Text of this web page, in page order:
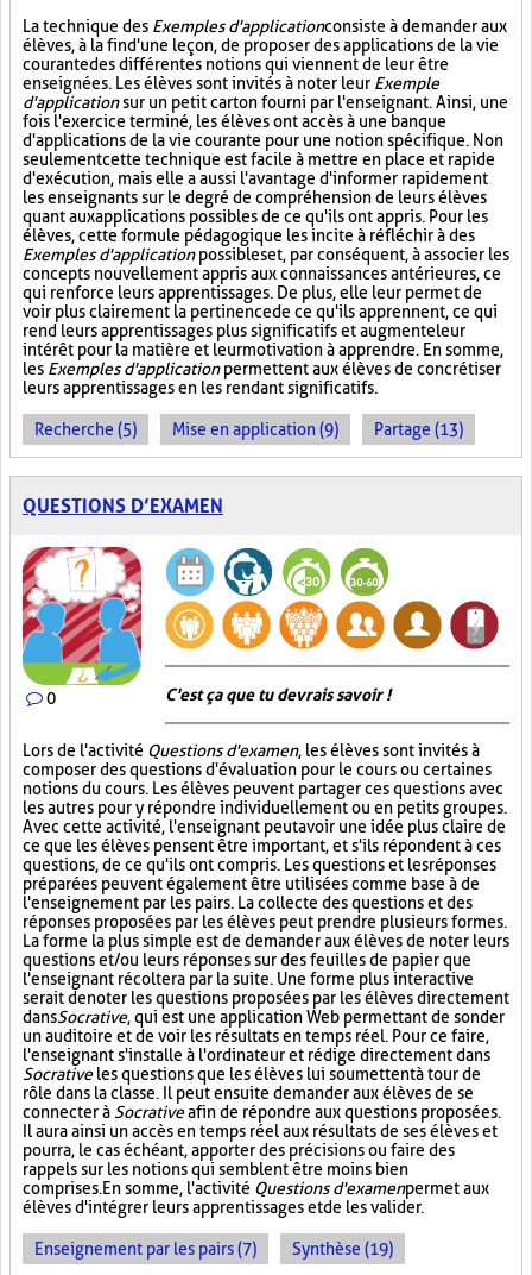
La technique des Exemples d'applicationconsiste à demander aux
élèves, à la fin d'une leçon, de proposer des applications de la vie
courante des différentes notions qui viennent de leur être
enseignées. Les élèves sont invités à noter leur Exemple
d'applicationsur un petit carton fourni par l'enseignant. Ainsi, une
fois l'exercice terminé, les élèves ont accès à une banque
d'applications de la vie courante pour une notion spécifique. Non
seulement cette technique est facile à mettre en place et rapide
d'exécution, mais elle a aussi l'avantage d'informer rapidement
les enseignants sur le degré de compréhension de leurs élèves
quant aux applications possibles de ce qu'ils ont appris. Pour les
élèves, cette formule pédagogique les incite à réfléchir à des
Exemples d'applicationpossibles et, par conséquent, à associer les
concepts nouvellement appris aux connaissances antérieures, ce
qui renforce leurs apprentissages. De plus, elle leur permet de
voir plus clairement la pertinence de ce qu'ils apprennent, ce qui
rend leurs apprentissages plus significatifs et augmente leur
intérêt pour la matière et leur motivation à apprendre. En somme,
les Exemples d'applicationpermettent aux élèves de concrétiser
leurs apprentissages en les rendant significatifs.
Recherche (5) Mise en application (9) Partage (13)
QUESTIONS D’EXAMEN
0 C'est ça que tu devrais savoir !
Lors de l'activité Questions d'examen, les élèves sont invités à
composer des questions d'évaluation pour le cours ou certaines
notions du cours. Les élèves peuvent partager ces questions avec
les autres pour y répondre individuellement ou en petits groupes.
Avec cette activité, l'enseignant peut avoir une idée plus claire de
ce que les élèves pensent être important, et s'ils répondent à ces
questions, de ce qu'ils ont compris. Les questions et les réponses
préparées peuvent également être utilisées comme base à de
l'enseignement par les pairs. La collecte des questions et des
réponses proposées par les élèves peut prendre plusieurs formes.
La forme la plus simple est de demander aux élèves de noter leurs
questions et/ou leurs réponses sur des feuilles de papier que
l'enseignant récoltera par la suite. Une forme plus interactive
serait de noter les questions proposées par les élèves directement
dansSocrative, qui est une application Web permettant de sonder
un auditoire et de voir les résultats en temps réel. Pour ce faire,
l'enseignant s'installe à l'ordinateur et rédige directement dans
Socrativeles questions que les élèves lui soumettent à tour de
rôle dans la classe. Il peut ensuite demander aux élèves de se
connecter à Socrativeafin de répondre aux questions proposées.
Il aura ainsi un accès en temps réel aux résultats de ses élèves et
pourra, le cas échéant, apporter des précisions ou faire des
rappels sur les notions qui semblent être moins bien
comprises. En somme, l'activité Questions d'examenpermet aux
élèves d'intégrer leurs apprentissages et de les valider.
Enseignement par les pairs (7) Synthèse (19)